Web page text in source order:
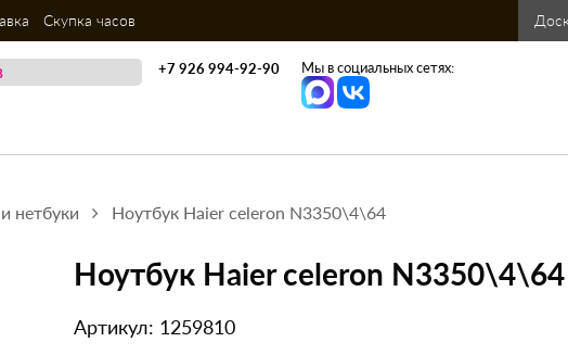
Скупка часов
+7 926 994-92-90 Мы в социальных сетях:
нетбуки Ноутбук Haier celeron N3350\4\64
Ноутбук Haier celeron N3350\4\64
Артикул: 1259810